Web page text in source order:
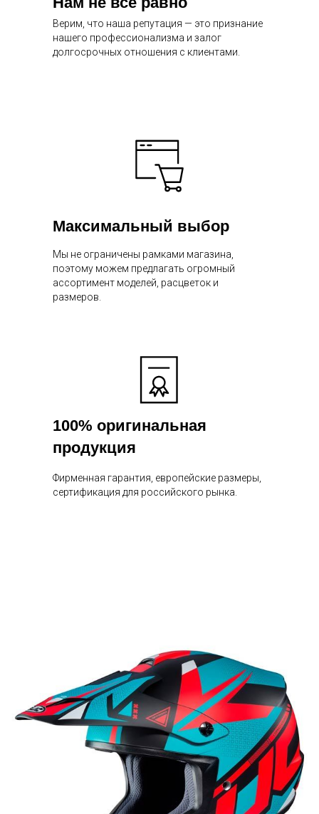
Верим, что наша репутация — это признание
нашего профессионализма и залог
долгосрочных отношения с клиентами.
Мы не ограничены рамками магазина,
поэтому можем предлагать огромный
ассортимент моделей, расцветок и
размеров.
Фирменная гарантия, европейские размеры,
сертификация для российского рынка.
100% оригинальная
продукция
Максимальный выбор